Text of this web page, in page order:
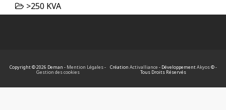
>250 KVA
Copyright © 2026 Deman - Mention Légales-
Gestion des cookies
Création Activalliance - DéveloppementAkyos© -
Tous Droits Réservés